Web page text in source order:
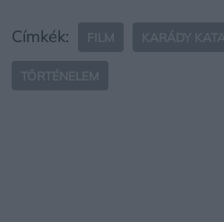
Címkék: FILM KARÁDY
TÖRTÉNELEM